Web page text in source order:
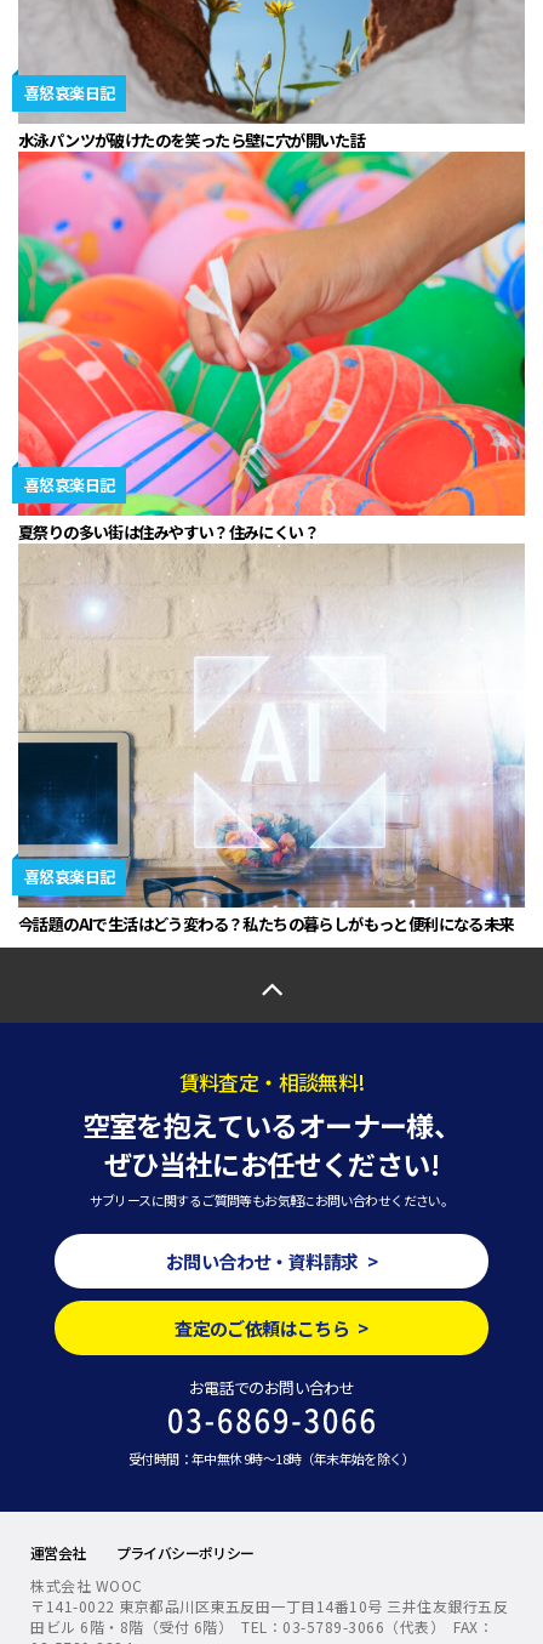
喜怒哀楽日記
水泳パンツが破けたのを笑ったら壁に穴が開いた話
喜怒哀楽日記
夏祭りの多い街は住みやすい？住みにくい？
喜怒哀楽日記
今話題のAIで生活はどう変わる？私たちの暮らしがもっと便利になる未来
賃料査定・相談無料!
空室を抱えているオーナー様、
ぜひ当社にお任せください!
サブリースに関するご質問等もお気軽にお問い合わせください。
お問い合わせ・資料請求 >
査定のご依頼はこちら >
お電話でのお問い合わせ
受付時間：年中無休 9時～18時（年末年始を除く）
運営会社
プライバシーポリシー
株式会社 WOOC
〒141-0022 東京都品川区東五反田一丁目14番10号 三井住友銀行五反
田ビル 6階・8階（受付 6階） TEL：03-5789-3066（代表） FAX：